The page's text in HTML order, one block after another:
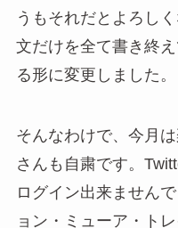
うもそれだとよろし
文だけを全て書き終
る形に変更しました。
そんなわけで、今月
さんも自粛です。
ログイン出来ません
ョン・ミューア・ト